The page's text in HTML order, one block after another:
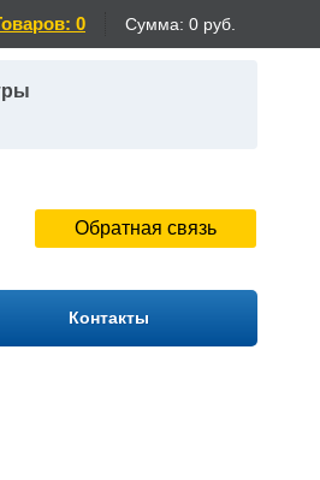
0 Сумма: 0 руб.
Обратная связь
Контакты